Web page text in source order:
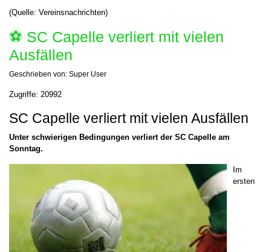
(Quelle: Vereinsnachrichten)
⚽️ SC Capelle verliert mit vielen
Ausfällen
Geschrieben von: Super User
Zugriffe: 20992
SC Capelle verliert mit vielen Ausfällen
Unter schwierigen Bedingungen verliert der SC Capelle am
Sonntag.
Im
ersten